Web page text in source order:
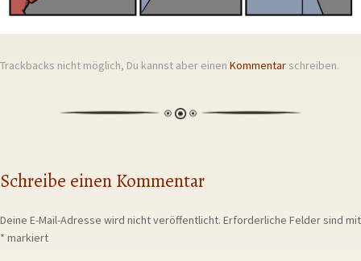
Trackbacks nicht möglich, Du kannst aber einen Kommentar schreiben.
Schreibe einen Kommentar
Deine E-Mail-Adresse wird nicht veröffentlicht. Erforderliche Felder sind mit
* markiert